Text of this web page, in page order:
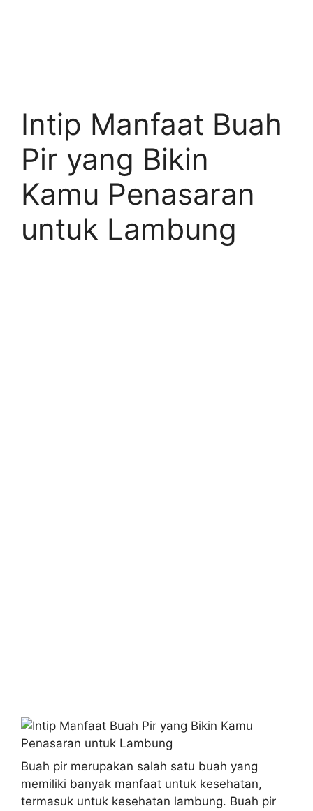
Intip Manfaat Buah
Pir yang Bikin
Kamu Penasaran
untuk Lambung
Buah pir merupakan salah satu buah yang
memiliki banyak manfaat untuk kesehatan,
termasuk untuk kesehatan lambung. Buah pir